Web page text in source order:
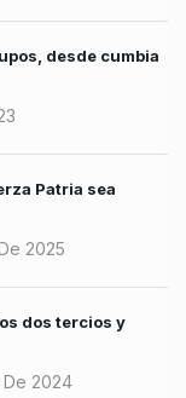
desde cumbia
Patria sea
2025
dos tercios y
De 2024